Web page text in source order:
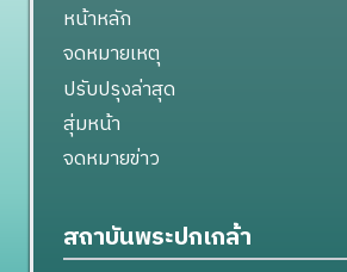
หน้าหลัก
จดหมายเหตุ
ปรับปรุงล่าสุด
สุ่มหน้า
จดหมายข่าว
สถาบันพระปกเกล้า